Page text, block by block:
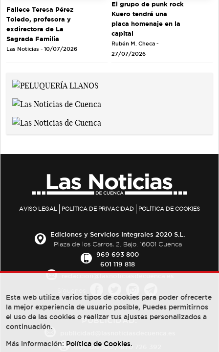
Fallece Teresa Pérez
Toledo, profesora y
exdirectora de La
Sagrada Familia
Las Noticias - 10/07/2026
El grupo de punk rock
Kuero tendrá una
placa homenaje en la
capital
Rubén M. Checa -
27/07/2026
AVISO LEGAL POLÍTICA DE PRIVACIDAD POLÍTICA DE COOKIES
Ediciones y Servicios Integrales 2020 S.L.
Plaza de los Carros, 2. Bajo. 16001 Cuenca
969 693 800
601 119 818
PUBLICIDAD:
684 126 573/670 726 392
Esta web utiliza varios tipos de cookies para poder ofrecerte
la mejor experiencia de usuario posible, Puedes permitirnos
el uso de las cookies o realizar tus ajustes personalizados a
continuación.
Más información: Política de Cookies.